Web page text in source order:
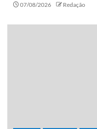
07/08/2026 Redação